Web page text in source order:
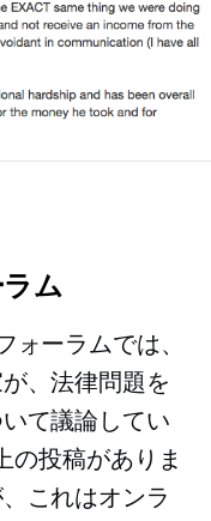
ム
ォーラムでは、
、法律問題を
て議論してい
の投稿がありま
これはオンラ